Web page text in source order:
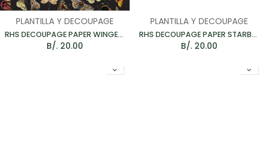
PLANTILLA Y DECOUPAGE
RHS DECOUPAGE PAPER WINGED WILDLIFE - PAPEL PARA MUEBLES 67*48CM
B/. 20.00
PLANTILLA Y DECOUPAGE
RHS DECOUPAGE PAPER STARBURST - PAPEL PARA MUEBLES 67*48CM
B/. 20.00